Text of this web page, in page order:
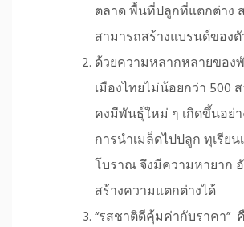
ตลาด พื้นที่ปลูกที่แตกต่าง
สามารถสร้างแบรนด์ของตั
ด้วยความหลากหลายของ
เมืองไทยไม่น้อยกว่า 500
คงมีพันธุ์ใหม่ ๆ เกิดขึ้นอย่า
การนำเมล็ดไปปลูก ทุเรีย
โบราณ จึงมีความหายาก
สร้างความแตกต่างได้
“รสชาติดีคุ้มค่ากับราคา”